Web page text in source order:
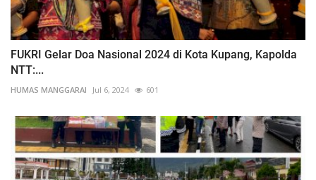
FUKRI Gelar Doa Nasional 2024 di Kota Kupang, Kapolda
NTT:...
HUMAS MANGGARAI Jul 6, 2024 601